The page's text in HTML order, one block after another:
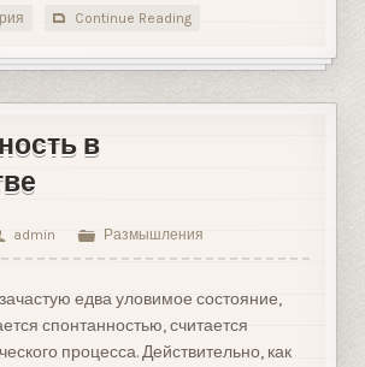
Continue Reading
в
admin Размышления
едва уловимое состояние,
спонтанностью, считается
процесса. Действительно, как